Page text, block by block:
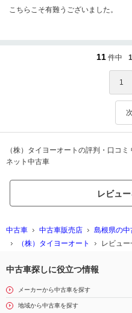
こちらこそ有難うございました。
11 件中
1
（株）タイヨーオートの評判・口コ
ネット中古車
レビュ
中古車 中古車販売店 島根県の
（株）タイヨーオート
レビュー
中古車探しに役立つ情報
メーカーから中古車を探す
地域から中古車を探す